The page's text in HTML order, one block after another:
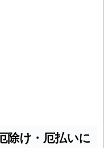
除け・厄払いに